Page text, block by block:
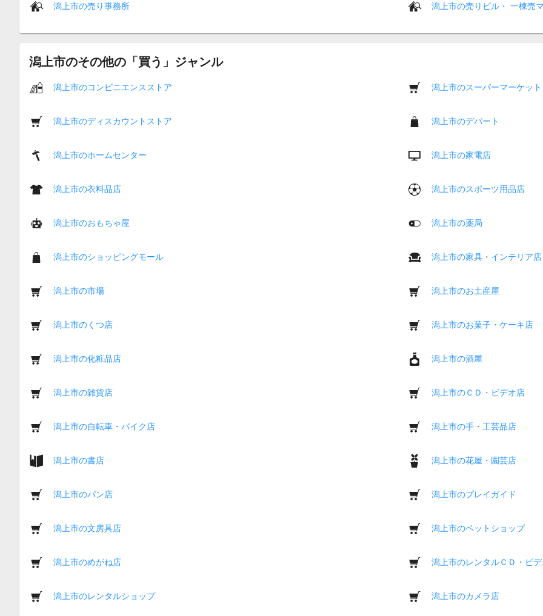
潟上市の売り事務所 潟上市の売りビル・ 一棟売
潟上市のその他の「買う」ジャンル
潟上市のコンビニエンスストア 潟上市のスーパーマーケット
潟上市のディスカウントストア 潟上市のデパート
潟上市のホームセンター 潟上市の家電店
潟上市の衣料品店 潟上市のスポーツ用品店
潟上市のおもちゃ屋 潟上市の薬局
潟上市のショッピングモール 潟上市の家具・インテリア店
潟上市の市場 潟上市のお土産屋
潟上市のくつ店 潟上市のお菓子・ケーキ店
潟上市の化粧品店 潟上市の酒屋
潟上市の雑貨店 潟上市のＣＤ・ビデオ店
潟上市の自転車・バイク店 潟上市の手・工芸品店
潟上市の書店 潟上市の花屋・園芸店
潟上市のパン店 潟上市のプレイガイド
潟上市の文房具店 潟上市のペットショップ
潟上市のめがね店 潟上市のレンタルＣＤ・ビ
潟上市のレンタルショップ 潟上市のカメラ店